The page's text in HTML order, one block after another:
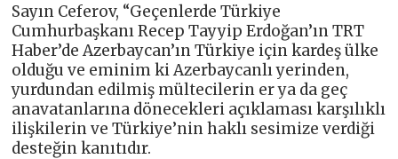
Sayın Ceferov, “Geçenlerde Türkiye
Cumhurbaşkanı Recep Tayyip Erdoğan’ın TRT
Haber’de Azerbaycan’ın Türkiye için kardeş ülke
olduğu ve eminim ki Azerbaycanlı yerinden,
yurdundan edilmiş mültecilerin er ya da geç
anavatanlarına dönecekleri açıklaması karşılıklı
ilişkilerin ve Türkiye’nin haklı sesimize verdiği
desteğin kanıtıdır.